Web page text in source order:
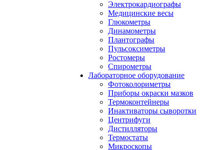
Электрокардиографы
Медицинские весы
Глюкометры
Динамометры
Плантографы
Пульсоксиметры
Ростомеры
Спирометры
Лабораторное оборудование
Фотоколориметры
Приборы окраски мазков
Термоконтейнеры
Инактиваторы сыворотки
Центрифуги
Дистилляторы
Термостаты
Микроскопы